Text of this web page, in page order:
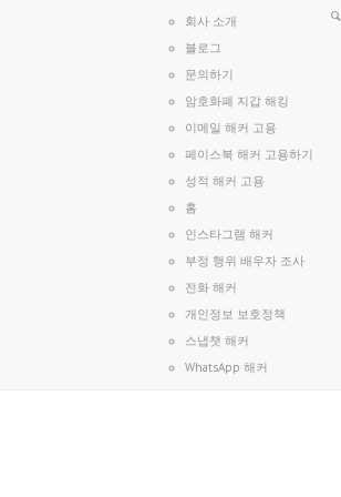
회사 소개
블로그
문의하기
암호화폐 지갑 해킹
이메일 해커 고용
페이스북 해커 고용하기
성적 해커 고용
홈
인스타그램 해커
부정 행위 배우자 조사
전화 해커
개인정보 보호정책
스냅챗 해커
WhatsApp 해커